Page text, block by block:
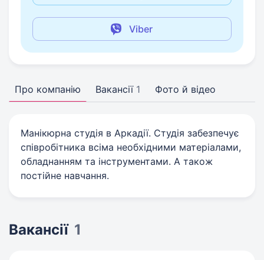
Viber
Про компанію Вакансії 1 Фото й відео
Манікюрна студія в Аркадії. Студія забезпечує
співробітника всіма необхідними матеріалами,
обладнанням та інструментами. А також
постійне навчання.
Вакансії 1